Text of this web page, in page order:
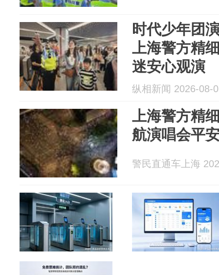
时代少年团
上海警方精
迷安心观演
纵相新闻 2026-08-
上海警方精
航演唱会平
警民直通车上海